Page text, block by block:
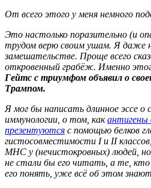
От всего этого у меня немного
Это настолько поразительно (и
трудом верю своим ушам. Я даже
замешательстве. Проще всего
откровенный грабёж. Именно
Гейтс с триумфом объявил о
Трампом.
Я мог бы написать длинное эссе о
иммунологии, о том, как
презентуются с помощью белков
гистосовместимости I и II
MHC у (нечистокровных) людей,
не стали бы его читать, а те,
его понять, уже всё об этом